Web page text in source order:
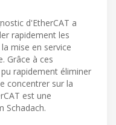
d'EtherCAT a
rapidement les
mise en service
Grâce à ces
rapidement éliminer
concentrer sur la
est une
Schadach.